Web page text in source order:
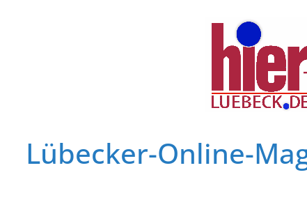
Lübecker-Online-